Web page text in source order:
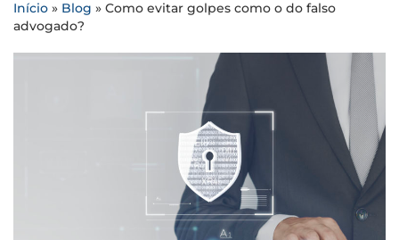
Início » Blog » Como evitar golpes como o do falso
advogado?